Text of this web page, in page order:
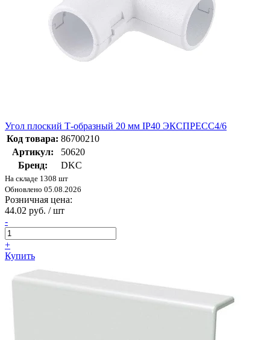
Угол плоский Т-образный 20 мм IP40 ЭКСПРЕСС4/6
Код товара: 86700210
Артикул:
50620
Бренд:
DKC
На складе 1308 шт
Обновлено 05.08.2026
Розничная цена:
44.02 руб. / шт
-
+
Купить